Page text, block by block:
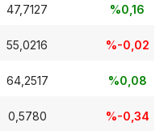
47,7127 %0,16
55,0216 %-0,02
64,2517 %0,08
0,5780 %-0,34